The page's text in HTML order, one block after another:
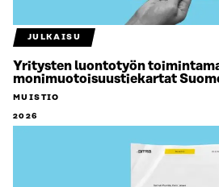
JULKAISU
Yritysten luontotyön
monimuotoisuustiekartat
MUISTIO
2026